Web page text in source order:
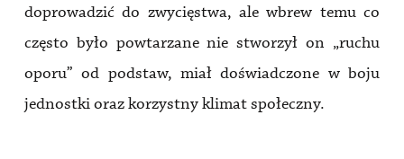
doprowadzić do zwycięstwa, ale wbrew temu co
często było powtarzane nie stworzył on „ruchu
oporu” od podstaw, miał doświadczone w boju
jednostki oraz korzystny klimat społeczny.